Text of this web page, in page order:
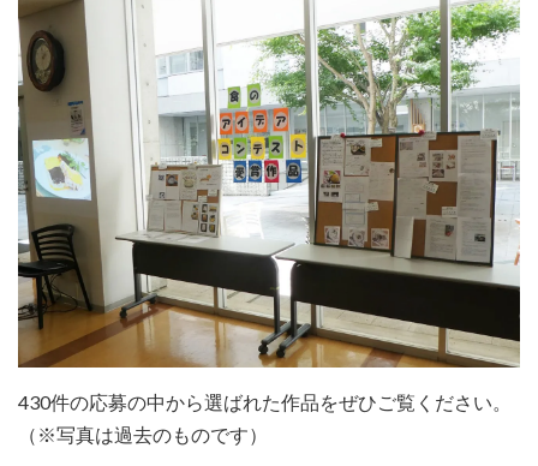
430件の応募の中から選ばれた作品をぜひご覧ください。
（※写真は過去のものです）